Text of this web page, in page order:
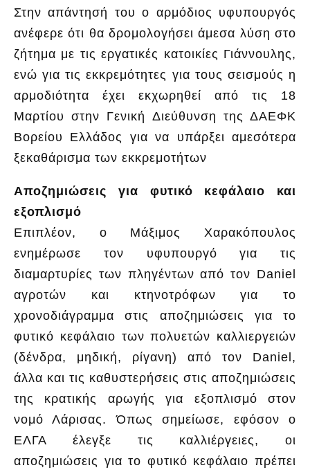
Στην απάντησή του ο αρμόδιος υφυπουργός
ανέφερε ότι θα δρομολογήσει άμεσα λύση στο
ζήτημα με τις εργατικές κατοικίες Γιάννουλης,
ενώ για τις εκκρεμότητες για τους σεισμούς η
αρμοδιότητα έχει εκχωρηθεί από τις 18
Μαρτίου στην Γενική Διεύθυνση της ΔΑΕΦΚ
Βορείου Ελλάδος για να υπάρξει αμεσότερα
ξεκαθάρισμα των εκκρεμοτήτων
Αποζημιώσεις για φυτικό κεφάλαιο και
εξοπλισμό
Επιπλέον, ο Μάξιμος Χαρακόπουλος
ενημέρωσε τον υφυπουργό για τις
διαμαρτυρίες των πληγέντων από τον Daniel
αγροτών και κτηνοτρόφων για το
χρονοδιάγραμμα στις αποζημιώσεις για το
φυτικό κεφάλαιο των πολυετών καλλιεργειών
(δένδρα, μηδική, ρίγανη) από τον Daniel,
άλλα και τις καθυστερήσεις στις αποζημιώσεις
της κρατικής αρωγής για εξοπλισμό στον
νομό Λάρισας. Όπως σημείωσε, εφόσον ο
ΕΛΓΑ έλεγξε τις καλλιέργειες, οι
αποζημιώσεις για το φυτικό κεφάλαιο πρέπει